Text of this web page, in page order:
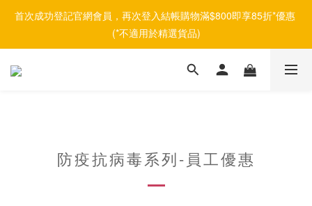
首次成功登記官網會員，再次登入結帳購物滿$800即享85折*優惠
(*不適用於精選貨品)
防疫抗病毒系列-員工優惠